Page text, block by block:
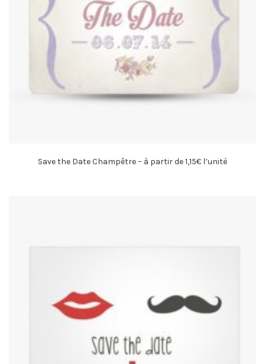
Save the Date Champêtre – à partir de 1,15€ l’unité